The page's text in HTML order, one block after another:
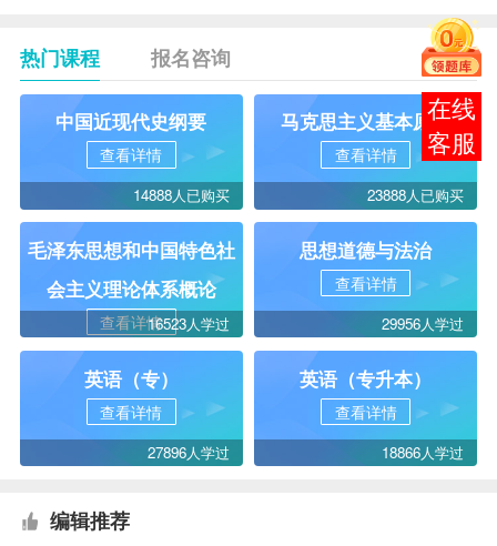
热门课程 报名咨询
中国近现代史纲要
查看详情
14888人已购买
马克思主义基本原理
查看详情
23888人已购买
毛泽东思想和中国特色社
会主义理论体系概论
查看详情16523人学过
思想道德与法治
查看详情
29956人学过
英语（专）
查看详情
27896人学过
英语（专升本）
查看详情
18866人学过
编辑推荐
在线
客服